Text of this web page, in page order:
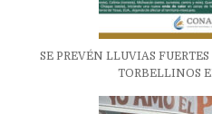
SE PREVÉN LLUVIAS
TORBELLINOS